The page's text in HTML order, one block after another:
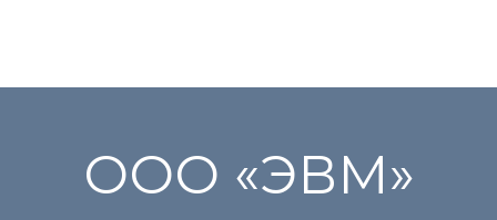
ООО «ЭВМ»